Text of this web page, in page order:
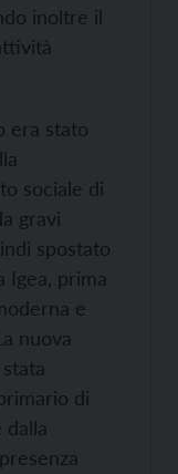
inoltre il
era stato
sociale di
gravi
spostato
Igea, prima
e
nuova
di
dalla